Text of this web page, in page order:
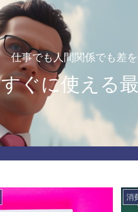
仕事でも人間関係でも差
すぐに使える
消